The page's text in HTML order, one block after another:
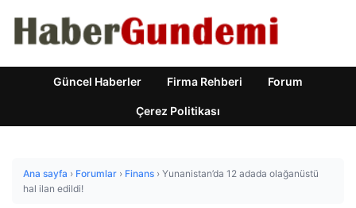
Güncel Haberler Firma Rehberi Forum
Çerez Politikası
Ana sayfa › Forumlar › Finans › Yunanistan’da 12 adada olağanüstü
hal ilan edildi!